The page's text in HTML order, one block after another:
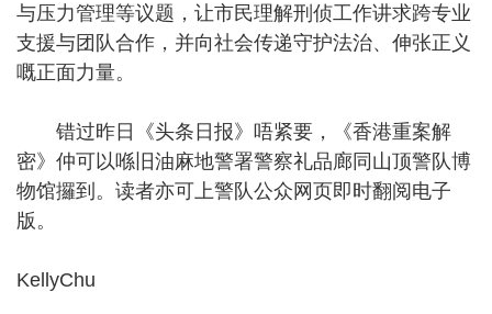
与压力管理等议题，让市民理解刑侦工作讲求跨专业
支援与团队合作，并向社会传递守护法治、伸张正义
嘅正面力量。
错过昨日《头条日报》唔紧要，《香港重案解
密》仲可以喺旧油麻地警署警察礼品廊同山顶警队博
物馆攞到。读者亦可上警队公众网页即时翻阅电子
版。
KellyChu